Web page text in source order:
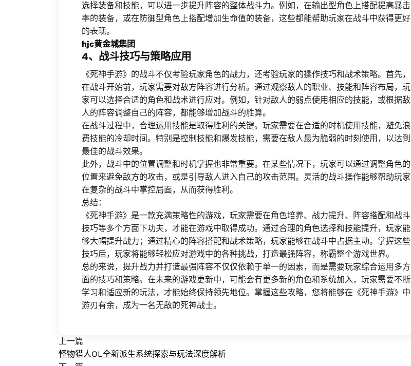
选择装备和技能，可以进一步提升阵容的整体战斗力。例如，在输出型角色上搭配提高暴击
率的装备，或在防御型角色上搭配增加生命值的装备，这些都能帮助玩家在战斗中获得更好
的表现。
hjc黄金城集团
4、战斗技巧与策略应用
《死神手游》的战斗不仅考验玩家角色的战力，还考验玩家的操作技巧和战术策略。首先，
在战斗开始前，玩家需要对敌方阵容进行分析。通过观察敌人的职业、技能和阵容布局，玩
家可以选择合适的角色和战术进行应对。例如，针对敌人的弱点使用相应的技能，或根据敌
人的阵容调整自己的阵容，都能够增加战斗的胜算。
在战斗过程中，合理运用技能是取得胜利的关键。玩家需要在合适的时机使用技能，避免浪
费技能的冷却时间。特别是控制技能和爆发技能，需要在敌人最为脆弱的时刻使用，以达到
最佳的战斗效果。
此外，战斗中的位置调整和时机掌握也非常重要。在某些情况下，玩家可以通过调整角色的
位置来避免敌方的攻击，或是引导敌人进入自己的攻击范围。灵活的战斗操作能够帮助玩家
在复杂的战斗中掌控局面，从而获得胜利。
总结：
《死神手游》是一款充满策略性的游戏，玩家需要在角色培养、战力提升、阵容搭配和战斗
技巧等多个方面下功夫，才能在游戏中取得成功。通过合理的角色选择和技能提升，玩家能
够大幅提升战力；通过精心的阵容搭配和战术策略，玩家能够在战斗中占据主动。掌握这些
技巧后，玩家将能够轻松应对游戏中的各种挑战，打造最强阵容，称霸整个游戏世界。
总的来说，提升战力并打造最强阵容不仅仅依赖于单一的因素，而是需要玩家综合运用多方
面的技巧和策略。在未来的游戏更新中，可能会有更多新的角色和系统加入，玩家需要不断
学习和适应新的玩法，才能始终保持领先地位。掌握这些攻略，您将能够在《死神手游》中
游刃有余，成为一名无敌的死神战士。
上一篇
怪物猎人OL全新派生系统探索与玩法深度解析